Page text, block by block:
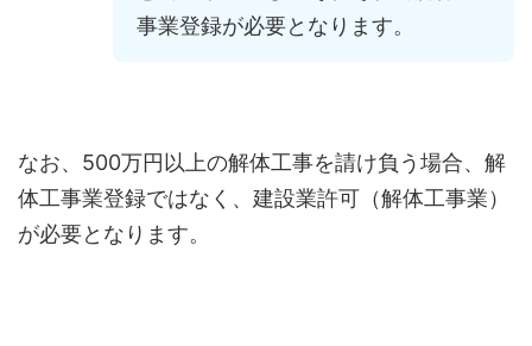
事業登録が必要となります。
なお、500万円以上の解体工事を請け負う場合、解
体工事業登録ではなく、建設業許可（解体工事業）
が必要となります。